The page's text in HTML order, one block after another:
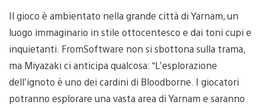
Il gioco è ambientato nella grande città di Yarnam, un
luogo immaginario in stile ottocentesco e dai toni cupi e
inquietanti. FromSoftware non si sbottona sulla trama,
ma Miyazaki ci anticipa qualcosa: “L’esplorazione
dell’ignoto è uno dei cardini di Bloodborne. I giocatori
potranno esplorare una vasta area di Yarnam e saranno